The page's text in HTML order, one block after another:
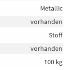
Metallic
vorhanden
Stoff
vorhanden
100 kg